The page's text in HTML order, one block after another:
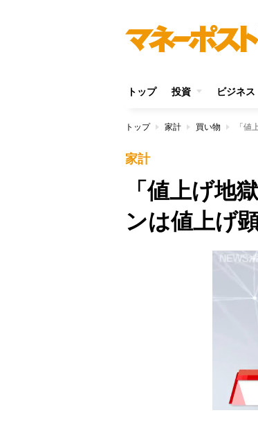
トップ 投資 ビジネス
トップ 家計 買い物 「
家計
「値上げ地
ンは値上げ